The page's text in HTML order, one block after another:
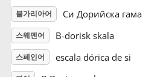
불가리아어 Си Дорийска гама
스웨덴어 B-dorisk skala
스페인어 escala dórica de si